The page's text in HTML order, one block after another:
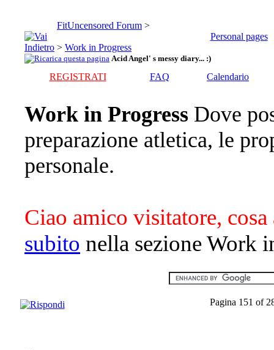
FitUncensored Forum >
Personal pages
> Work in Progress
Acid Angel' s messy diary... :)
REGISTRATI FAQ Calendario
Work in Progress Dove
preparazione atletica, le
personale.
Ciao amico visitatore, cosa
subito nella sezione Work
Pagina 151 of